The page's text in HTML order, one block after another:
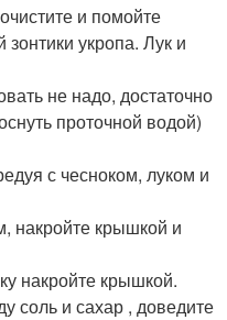
и помойте
укропа. Лук и
не надо, достаточно
проточной водой)
с чесноком, луком и
накройте крышкой и
накройте крышкой.
соль и сахар , доведите